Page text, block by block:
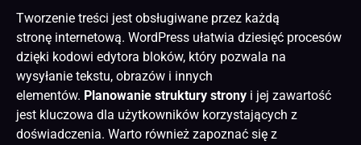
Tworzenie treści jest obsługiwane przez każdą
stronę internetową. WordPress ułatwia dziesięć procesów
dzięki kodowi edytora bloków, który pozwala na
wysyłanie tekstu, obrazów i innych
elementów. Planowanie struktury strony i jej zawartość
jest kluczowa dla użytkowników korzystających z
doświadczenia. Warto również zapoznać się z